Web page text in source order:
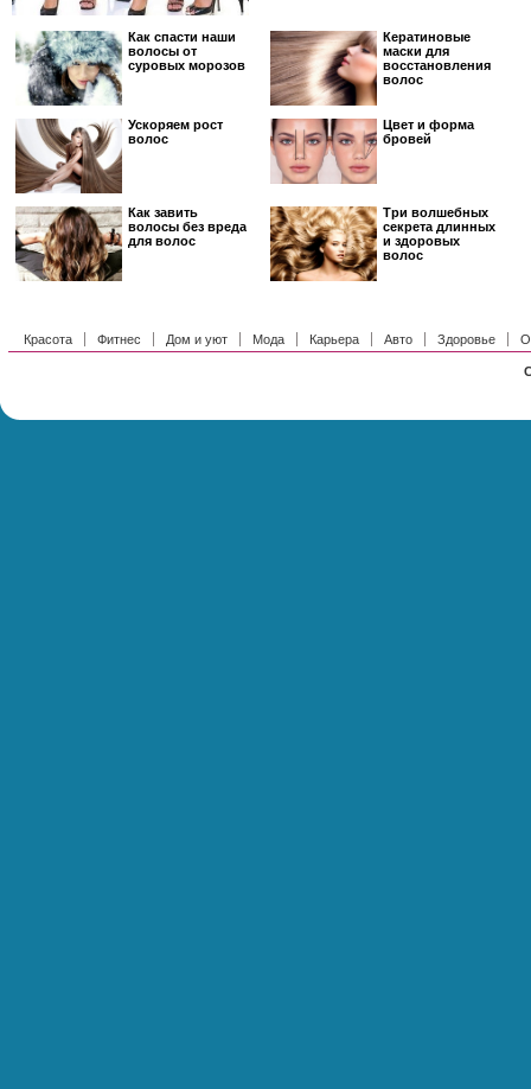
Как спасти наши
волосы от
суровых морозов
Ускоряем рост
волос
Как завить
волосы без вреда
для волос
Кератиновые
маски для
восстановления
волос
Цвет и форма
бровей
Три волшебных
секрета длинных
и здоровых
волос
Красота Фитнес Дом и уют Мода Карьера Авто Здоровье